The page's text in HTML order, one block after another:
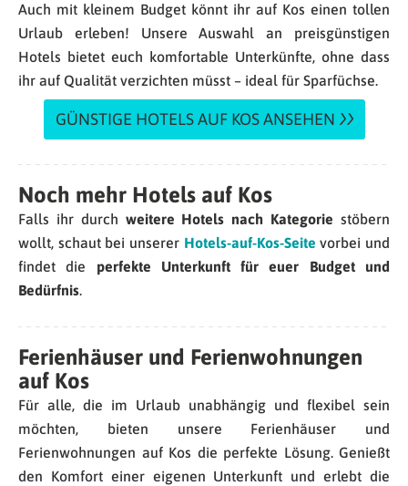
Auch mit kleinem Budget könnt ihr auf Kos einen tollen
Urlaub erleben! Unsere Auswahl an preisgünstigen
Hotels bietet euch komfortable Unterkünfte, ohne dass
ihr auf Qualität verzichten müsst – ideal für Sparfüchse.
GÜNSTIGE HOTELS AUF KOS ANSEHEN
Noch mehr Hotels auf Kos
Falls ihr durch weitere Hotels nach Kategorie stöbern
wollt, schaut bei unserer Hotels-auf-Kos-Seite vorbei und
findet die perfekte Unterkunft für euer Budget und
Bedürfnis.
Ferienhäuser und Ferienwohnungen
auf Kos
Für alle, die im Urlaub unabhängig und flexibel sein
möchten, bieten unsere Ferienhäuser und
Ferienwohnungen auf Kos die perfekte Lösung. Genießt
den Komfort einer eigenen Unterkunft und erlebt die